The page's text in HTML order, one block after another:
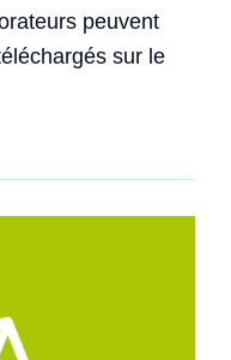
peuvent
sur le